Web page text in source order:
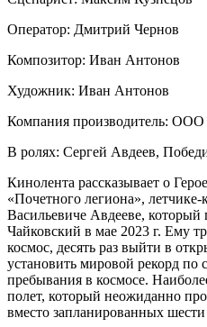
Оператор: Дмитрий Чернов
Композитор: Иван Антонов
Художник: Иван Антонов
Компания производитель: ООО
В ролях: Сергей Авдеев,
Кинолента рассказывает о
«Почетного легиона», летчике-
Васильевиче Авдееве,
Чайковский в мае 2023 г. Ему
космос, десять раз выйти в
установить мировой рекорд по
пребывания в космосе.
полет, который неожиданно
вместо запланированных шести